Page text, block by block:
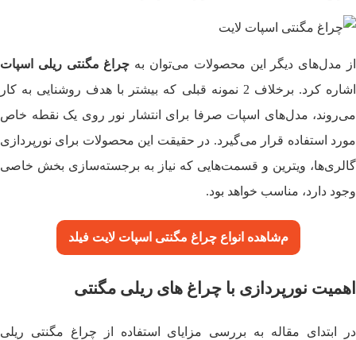
از مدل‌های دیگر این محصولات می‌توان به چراغ مگنتی ریلی اسپات
اشاره کرد. برخلاف 2 نمونه قبلی که بیشتر با هدف روشنایی به کار
می‌روند، مدل‌های اسپات صرفا برای انتشار نور روی یک نقطه خاص
مورد استفاده قرار می‌گیرد. در حقیقت این محصولات برای نورپردازی
گالری‌ها، ویترین و قسمت‌هایی که نیاز به برجسته‌سازی بخش خاصی
وجود دارد، مناسب خواهد بود.
مشاهده انواع چراغ مگنتی اسپات لایت فیلد
اهمیت نورپردازی با چراغ های ریلی مگنتی
در ابتدای مقاله به بررسی مزایای استفاده از چراغ مگنتی ریلی